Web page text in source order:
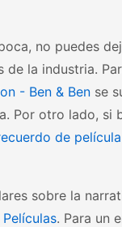
no puedes
la industria.
- Ben & Ben se
Por otro lado, si
de
sobre la
. Para un